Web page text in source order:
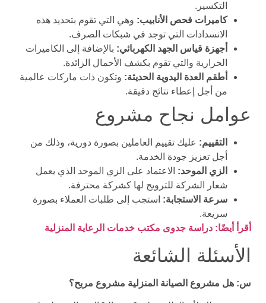
التكسير.
كاميرات فحص الأنابيب: وهي التي تقوم بتحديد هذه
الانسدادات التي توجد في شبكات الصرف.
أجهزة قياس الجهد الكهربائي: بالإضافة إلى الكاميرات
الحرارية والتي تقوم بكشف الأحمال الزائدة.
أطقم العدة اليدوية الحديثة: وتكون ذات ماركات عالمية
من أجل إعطاء نتائج دقيقة.
عوامل نجاح مشروع
التقييم: عليك تقييم العاملين بصورة دورية، وذلك من
أجل تعزيز جودة الخدمة.
الزي الموحد: الاعتماد على الزي الموحد الذي يعمل
شعار الشركة للترويج لها كشركة محترفة.
سرعة الاستجابة: استجب إلى طلبات العملاء بصورة
سريعة.
أقرأ أيضًا: دراسة جدوى مكتب خدمات الرعاية المنزلية
الأسئلة الشائعة
س: هل مشروع الصيانة المنزلية مشروع مربح؟